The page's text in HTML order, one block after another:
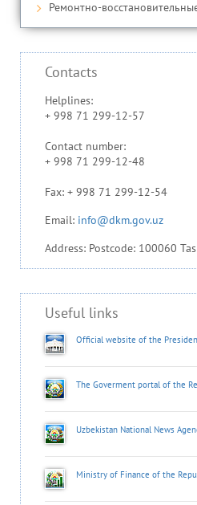
Ремонтно-
Contacts
Helplines:
+ 998 71 299-12-57
Contact number:
+ 998 71 299-12-48
Fax: + 998 71 299-12-54
Email: info@dkm.gov.uz
Address: Postcode: 100060
Useful links
Official website of the
The Goverment portal of the
Uzbekistan National News
Ministry of Finance of the